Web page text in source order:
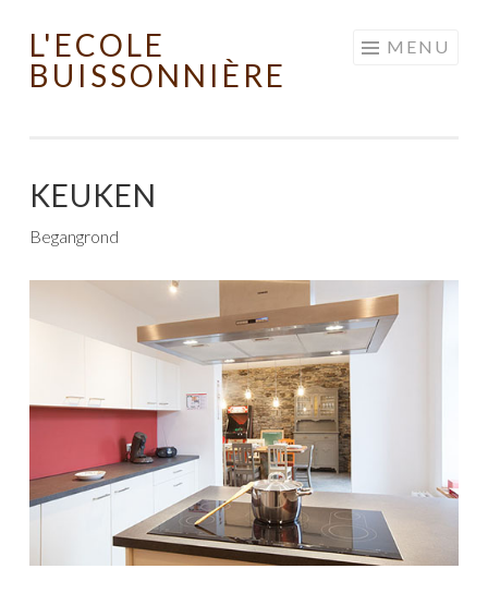
Skip to content
L'ECOLE
BUISSONNIÈRE
MENU
KEUKEN
Begangrond